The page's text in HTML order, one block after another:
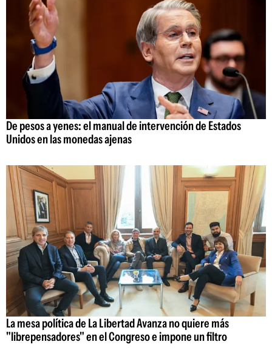
De pesos a yenes: el manual de intervención de Estados
Unidos en las monedas ajenas
La mesa política de La Libertad Avanza no quiere más
"librepensadores" en el Congreso e impone un filtro